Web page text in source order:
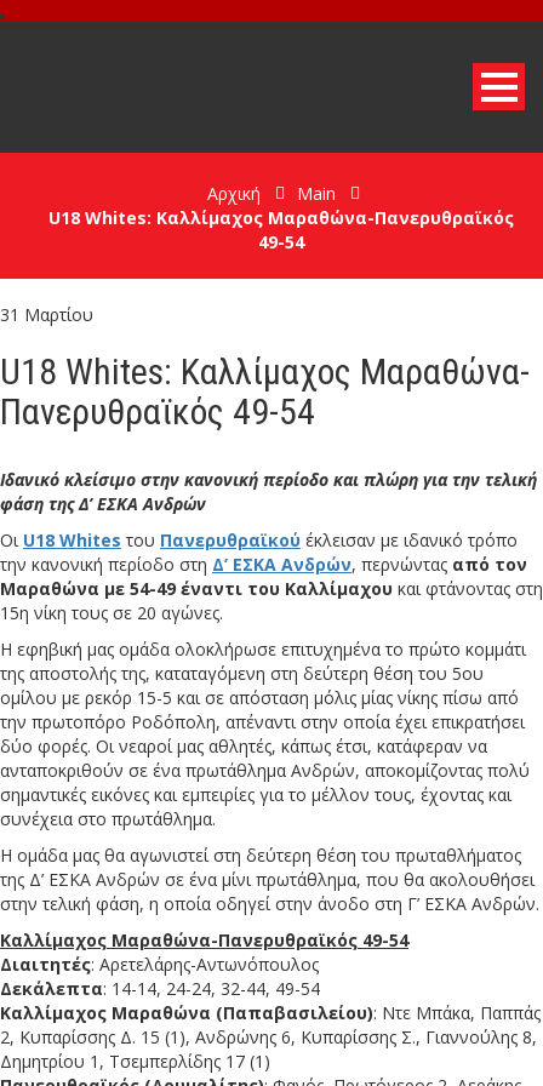
Αρχική
Main
U18 Whites: Καλλίμαχος Μαραθώνα-Πανερυθραϊκός
49-54
31 Μαρτίου
U18 Whites: Καλλίμαχος Μαραθώνα-
Πανερυθραϊκός 49-54
Ιδανικό κλείσιμο στην κανονική περίοδο και πλώρη για την τελική
φάση της Δ’ ΕΣΚΑ Ανδρών
Οι U18 Whites του Πανερυθραϊκού έκλεισαν με ιδανικό τρόπο
την κανονική περίοδο στη Δ’ ΕΣΚΑ Ανδρών, περνώντας από τον
Μαραθώνα με 54-49 έναντι του Καλλίμαχου και φτάνοντας στη
15η νίκη τους σε 20 αγώνες.
Η εφηβική μας ομάδα ολοκλήρωσε επιτυχημένα το πρώτο κομμάτι
της αποστολής της, καταταγόμενη στη δεύτερη θέση του 5ου
ομίλου με ρεκόρ 15-5 και σε απόσταση μόλις μίας νίκης πίσω από
την πρωτοπόρο Ροδόπολη, απέναντι στην οποία έχει επικρατήσει
δύο φορές. Οι νεαροί μας αθλητές, κάπως έτσι, κατάφεραν να
ανταποκριθούν σε ένα πρωτάθλημα Ανδρών, αποκομίζοντας πολύ
σημαντικές εικόνες και εμπειρίες για το μέλλον τους, έχοντας και
συνέχεια στο πρωτάθλημα.
Η ομάδα μας θα αγωνιστεί στη δεύτερη θέση του πρωταθλήματος
της Δ’ ΕΣΚΑ Ανδρών σε ένα μίνι πρωτάθλημα, που θα ακολουθήσει
στην τελική φάση, η οποία οδηγεί στην άνοδο στη Γ’ ΕΣΚΑ Ανδρών.
Καλλίμαχος Μαραθώνα-Πανερυθραϊκός 49-54
Διαιτητές: Αρετελάρης-Αντωνόπουλος
Δεκάλεπτα: 14-14, 24-24, 32-44, 49-54
Καλλίμαχος Μαραθώνα (Παπαβασιλείου): Ντε Μπάκα, Παππάς
2, Κυπαρίσσης Δ. 15 (1), Ανδρώνης 6, Κυπαρίσσης Σ., Γιαννούλης 8,
Δημητρίου 1, Τσεμπερλίδης 17 (1)